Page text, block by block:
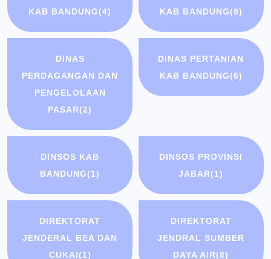
KAB BANDUNG(4)
KAB BANDUNG(8)
DINAS
PERDAGANGAN DAN
PENGELOLAAN
PASAR(2)
DINAS PERTANIAN
KAB BANDUNG(6)
DINSOS KAB
BANDUNG(1)
DINSOS PROVINSI
JABAR(1)
DIREKTORAT
JENDERAL BEA DAN
CUKAI(1)
DIREKTORAT
JENDRAL SUMBER
DAYA AIR(8)